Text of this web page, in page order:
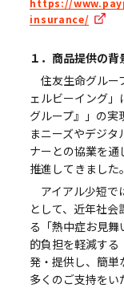
insurance/
１．商品提供の背
住友生命グルー
ェルビーイング
グループ』」の実
まニーズやデジ
ナーとの協業を通
推進してきました。
アイアル少短で
として、近年社
る「熱中症お見
的負担を軽減す
発・提供し、簡単
多くのご支持をい